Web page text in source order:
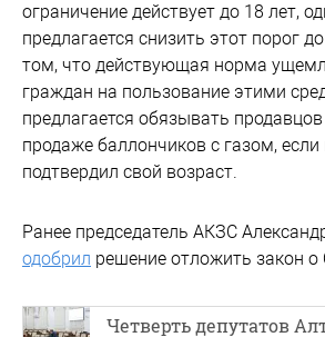
ограничение действует до 18 лет,
предлагается снизить этот порог
том, что действующая норма
граждан на пользование этими
предлагается обязывать
продаже баллончиков с газом, если
подтвердил свой возраст.
Ранее председатель АКЗС
одобрил решение отложить закон о
Четверть депутатов